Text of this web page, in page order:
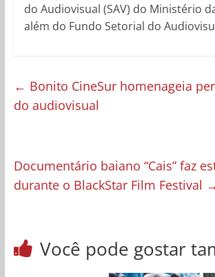
do Audiovisual (SAV) do Ministério
além do Fundo Setorial do
← Bonito CineSur homenageia
do audiovisual
Documentário baiano “Cais” faz
durante o BlackStar Film Festival
Você pode gostar